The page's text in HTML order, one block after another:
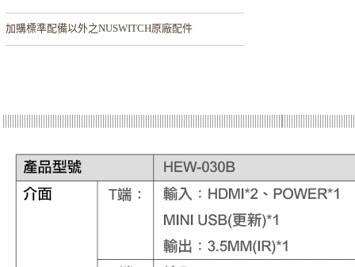
加購標準配備以外之NUSWITCH原廠配件